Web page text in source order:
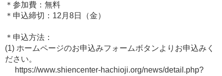
＊参加費：無料
＊申込締切：12月8日（金）
＊申込方法：
(1) ホームページのお申込みフォームボタンよりお申込みく
ださい。
https://www.shiencenter-hachioji.org/news/detail.php?